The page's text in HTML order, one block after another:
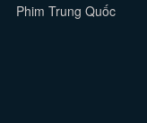
Phim Trung Quốc